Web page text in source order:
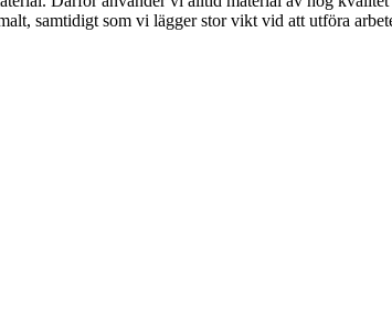
samtidigt som vi lägger stor vikt vid att utföra